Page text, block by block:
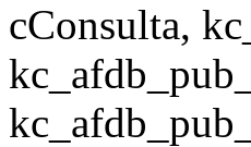
cConsulta,